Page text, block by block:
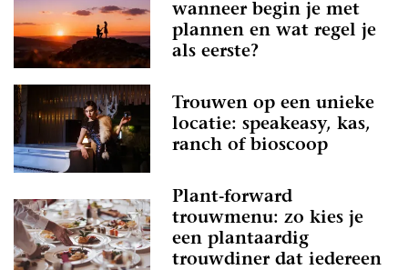
wanneer begin je met
plannen en wat regel je
als eerste?
Trouwen op een unieke
locatie: speakeasy, kas,
ranch of bioscoop
Plant-forward
trouwmenu: zo kies je
een plantaardig
trouwdiner dat iedereen